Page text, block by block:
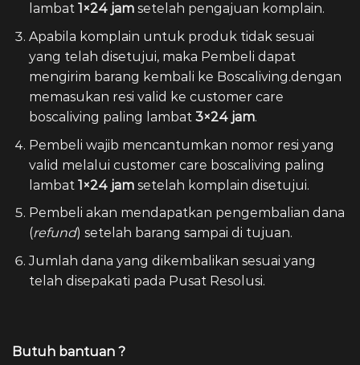
lambat 1×24 jamsetelah pengajuan komplain.
Apabila komplain untuk produk tidak sesuai
yang telah disetujui, maka Pembeli dapat
mengirim barang kembali ke Boscaliving.dengan
memasukan resi valid ke customer care
boscaliving paling lambat 3×24 jam.
Pembeli wajib mencantumkan nomor resi yang
valid melalui customer care boscaliving paling
lambat 1×24 jamsetelah komplain disetujui.
Pembeli akan mendapatkan pengembalian dana
(refund) setelah barang sampai di tujuan.
Jumlah dana yang dikembalikan sesuai yang
telah disepakati pada Pusat Resolusi.
Butuh bantuan ?